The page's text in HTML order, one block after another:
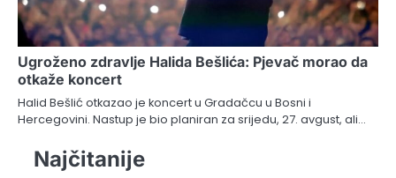
Ugroženo zdravlje Halida Bešlića: Pjevač morao da
otkaže koncert
Halid Bešlić otkazao je koncert u Gradačcu u Bosni i
Hercegovini. Nastup je bio planiran za srijedu, 27. avgust, ali…
Najčitanije